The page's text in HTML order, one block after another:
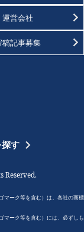
運営会社
稿記事募集
す
Reserved.
マーク等を含む）は、各社の商標
マーク等を含む）には、必ずしも